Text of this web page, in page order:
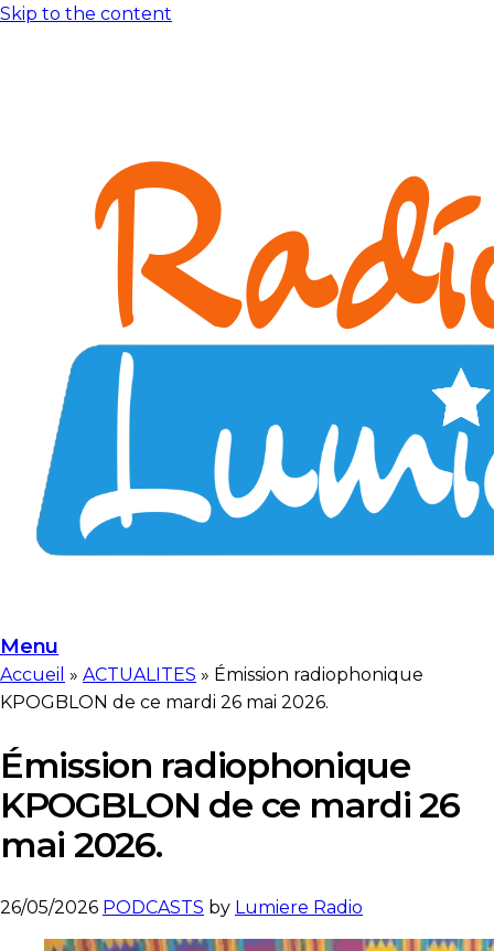
Skip to the content
Menu
Accueil » ACTUALITES » Émission radiophonique
KPOGBLON de ce mardi 26 mai 2026.
Émission radiophonique
KPOGBLON de ce mardi 26
mai 2026.
26/05/2026 PODCASTS by Lumiere Radio